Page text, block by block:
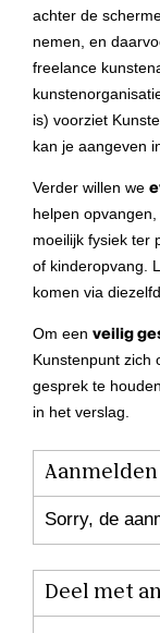
achter de
nemen, en
freelance
is) voorziet
kan je aangeven
Verder willen we
helpen
moeilijk fysiek ter
of kinderopvang.
komen via
Om een veilig
Kunstenpunt zich
gesprek te
in het verslag.
Aanmelden
Sorry, de
Deel met